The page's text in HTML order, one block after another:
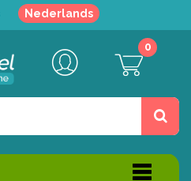
Nederlands
0